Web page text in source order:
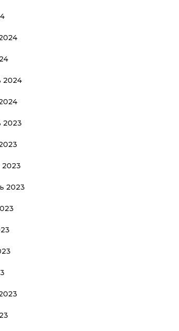
2024
2023
2023
2023